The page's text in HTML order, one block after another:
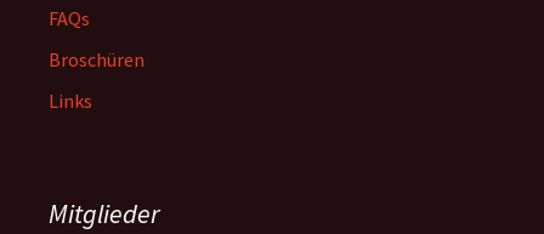
FAQs
Broschüren
Links
Mitglieder